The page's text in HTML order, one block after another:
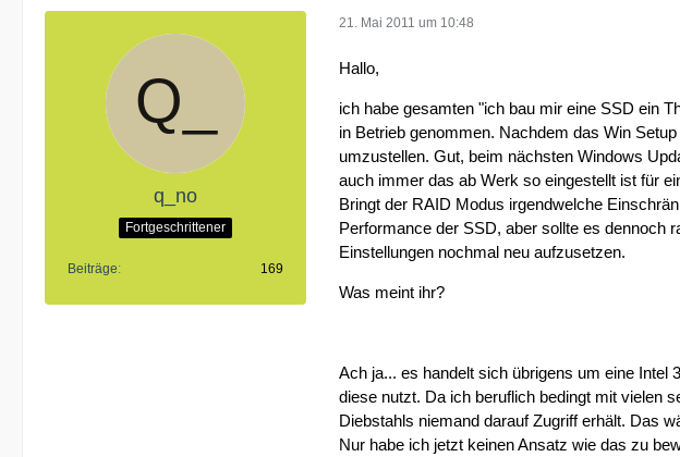
q_no
Fortgeschrittener
Beiträge 169
21. Mai 2011 um 10:48
Hallo,
ich habe gesamten "ich bau mir eine SSD ein
in Betrieb genommen. Nachdem das Win
umzustellen. Gut, beim nächsten Windows
auch immer das ab Werk so eingestellt ist für
Bringt der RAID Modus irgendwelche
Performance der SSD, aber sollte es dennoch
Einstellungen nochmal neu aufzusetzen.
Was meint ihr?
Ach ja... es handelt sich übrigens um eine Intel
diese nutzt. Da ich beruflich bedingt mit vielen
Diebstahls niemand darauf Zugriff erhält. Das
Nur habe ich jetzt keinen Ansatz wie das zu